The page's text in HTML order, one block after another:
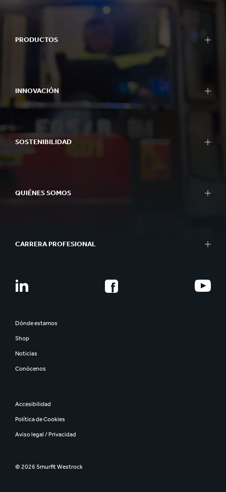
PRODUCTOS
INNOVACIÓN
SOSTENIBILIDAD
QUIÉNES SOMOS
CARRERA PROFESIONAL
Dónde estamos
Shop
Noticias
Conócenos
Accesibilidad
Política de Cookies
Aviso legal / Privacidad
© 2026 Smurfit Westrock